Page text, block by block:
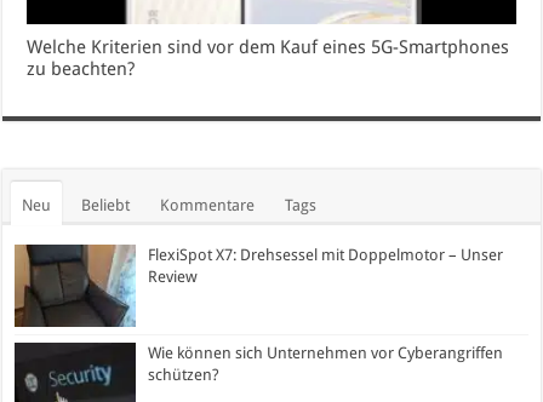
Welche Kriterien sind vor dem Kauf eines 5G-Smartphones
zu beachten?
Neu Beliebt Kommentare Tags
FlexiSpot X7: Drehsessel mit Doppelmotor – Unser
Review
Wie können sich Unternehmen vor Cyberangriffen
schützen?